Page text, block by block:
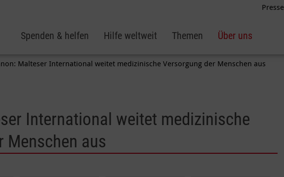
Presse
Spenden & helfen Hilfe weltweit Themen Über uns
Malteser International weitet medizinische Versorgung der Menschen aus
International weitet medizinische
Menschen aus